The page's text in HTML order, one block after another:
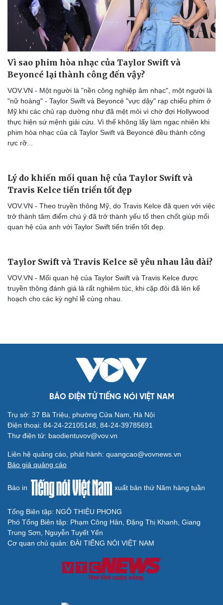
Cải chính
Vì sao phim hòa nhạc của Taylor Swift và
Beyoncé lại thành công đến vậy?
VOV.VN - Một người là "nền công nghiệp âm nhạc", một người là
"nữ hoàng" - Taylor Swift và Beyoncé "vực dậy" rạp chiếu phim ở
Mỹ khi các chủ rạp dường như đã mệt mỏi vì chờ đợi Hollywood
thực hiện sứ mệnh giải cứu. Vì thế không lấy làm ngạc nhiên khi
phim hòa nhạc của cả Taylor Swift và Beyoncé đều thành công
rực rỡ...
Lý do khiến mối quan hệ của Taylor Swift và
Travis Kelce tiến triển tốt đẹp
Taylor Swift và Travis Kelce sẽ yêu nhau lâu dài?
VOV.VN - Mối quan hệ của Taylor Swift và Travis Kelce được
truyền thông đánh giá là rất nghiêm túc, khi cặp đôi đã lên kế
Trụ sở: 37 Bà Triệu, phường Cửa Nam, Hà Nội
Điện thoại: 84-24-22105148, 84-24-39785691
Thư điện tử: baodientuvov@vov.vn
Liên hệ quảng cáo, phát hành: quangcao@vovnews.vn
Báo giá quảng cáo